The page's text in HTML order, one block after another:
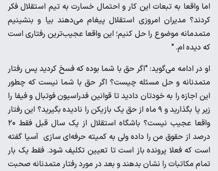
اما واقعا به تبعات این کار و احتمال خسارت به تیم استقلال فکر
کردند؟ مدیران امروزی استقلال پیغام می‌دهند بیا و بنشینیم
متمدمانه موضوع را حل کنیم؛ این واقعا عجیب‌ترین رفتاری است
که دیده ام. "
او در ادامه می‌گوید: "اگر حق با شما بوده که فسخ کردید پس رفتار
متمدنانه و حل مسئله چیست؟ اگر حق با شما نیست که چطور
این اجازه را به خودتان دادید تا قوانین فدراسیون فوتبال و فیفا را
زیر پا بگذارید و ٩ ماه از حق یک بازیکن را نادیده بگیرید؟ این رفتار
واقعا عجیب نیست؟ باشگاه استقلال از یک سال قبل فقط ٢٠
درصد از حقوق من را داده ولی به کمیته حرفه‌ای سازی آسیا گفته
است که فعلا پرونده باز است تا تعیین تکلیف شود. فقط یک بار
تمام مکاتبات را نشان بدهند و بعد در مورد رفتار متمدنانه صحبت